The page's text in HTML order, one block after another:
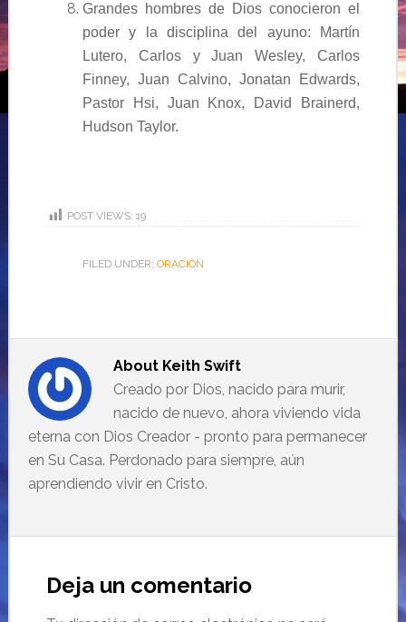
Grandes hombres de Dios conocieron el
poder y la disciplina del ayuno:
Martín
Lutero, Carlos y Juan Wesley, Carlos
Finney, Juan Calvino, Jonatan Edwards,
Pastor Hsi, Juan Knox, David Brainerd,
Hudson Taylor.
POST VIEWS: 19
FILED UNDER: ORACIÓN
About Keith Swift
Creado por Dios, nacido para murir,
nacido de nuevo, ahora viviendo vida
eterna con Dios Creador - pronto para permanecer
en Su Casa. Perdonado para siempre, aún
aprendiendo vivir en Cristo.
Deja un comentario